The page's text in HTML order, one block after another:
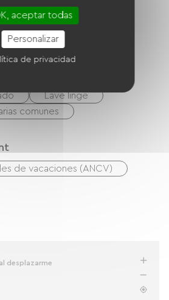
privado cercado
Salón de jardín
Lave linge
comunes
de vacaciones (ANCV)
desplazarme
aceptar todas
Personalizar
de privacidad